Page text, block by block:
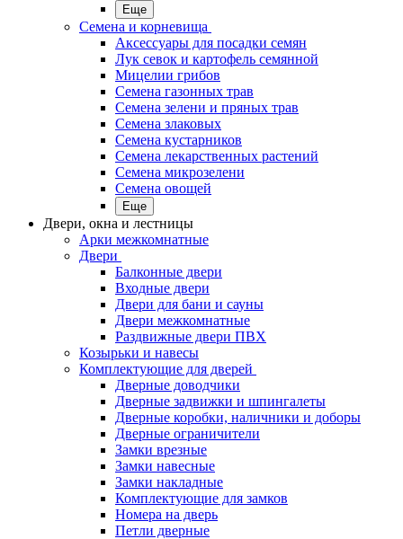
Еще
Семена и корневища
Аксессуары для посадки семян
Лук севок и картофель семянной
Мицелии грибов
Семена газонных трав
Семена зелени и пряных трав
Семена злаковых
Семена кустарников
Семена лекарственных растений
Семена микрозелени
Семена овощей
Еще
Двери, окна и лестницы
Арки межкомнатные
Двери
Балконные двери
Входные двери
Двери для бани и сауны
Двери межкомнатные
Раздвижные двери ПВХ
Козырьки и навесы
Комплектующие для дверей
Дверные доводчики
Дверные задвижки и шпингалеты
Дверные коробки, наличники и доборы
Дверные ограничители
Замки врезные
Замки навесные
Замки накладные
Комплектующие для замков
Номера на дверь
Петли дверные